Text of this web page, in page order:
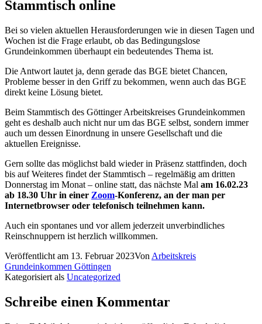
Stammtisch online
Bei so vielen aktuellen Herausforderungen wie in diesen Tagen und
Wochen ist die Frage erlaubt, ob das Bedingungslose
Grundeinkommen überhaupt ein bedeutendes Thema ist.
Die Antwort lautet ja, denn gerade das BGE bietet Chancen,
Probleme besser in den Griff zu bekommen, wenn auch das BGE
direkt keine Lösung bietet.
Beim Stammtisch des Göttinger Arbeitskreises Grundeinkommen
geht es deshalb auch nicht nur um das BGE selbst, sondern immer
auch um dessen Einordnung in unsere Gesellschaft und die
aktuellen Ereignisse.
Gern sollte das möglichst bald wieder in Präsenz stattfinden, doch
bis auf Weiteres findet der Stammtisch – regelmäßig am dritten
Donnerstag im Monat – online statt, das nächste Mal am 16.02.23
ab 18.30 Uhr in einer Zoom-Konferenz, an der man per
Internetbrowser oder telefonisch teilnehmen kann.
Auch ein spontanes und vor allem jederzeit unverbindliches
Reinschnuppern ist herzlich willkommen.
Veröffentlicht am 13. Februar 2023Von Arbeitskreis
Grundeinkommen Göttingen
Kategorisiert als Uncategorized
Schreibe einen Kommentar